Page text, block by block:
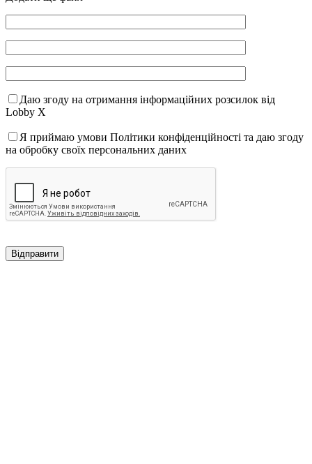
Даю згоду на отримання інформаційних розсилок від
Lobby X
Я приймаю умови Політики конфіденційності та даю згоду
на обробку своїх персональних даних